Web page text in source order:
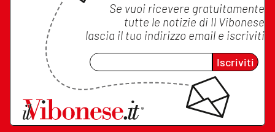
Se vuoi ricevere gratuitamente
tutte le notizie di Il Vibonese
lascia il tuo indirizzo email e iscriviti
Iscriviti